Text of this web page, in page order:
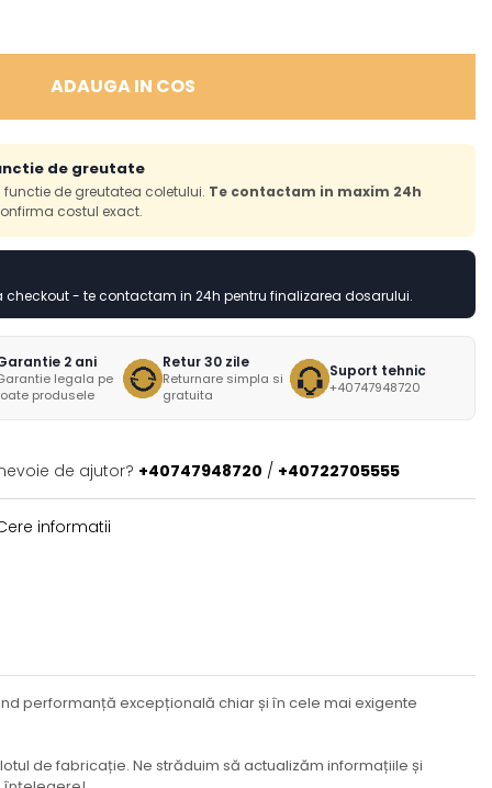
ADAUGA IN COS
de greutate
de greutatea coletului. Te contactam in maxim 24h
costul exact.
- te contactam in 24h pentru finalizarea dosarului.
2 ani
legala pe
produsele
Retur 30 zile
Returnare simpla si
gratuita
Suport tehnic
+40747948720
de ajutor? +40747948720 / +40722705555
informatii
performanță excepțională chiar și în cele mai exigente
de fabricație. Ne străduim să actualizăm informațiile și